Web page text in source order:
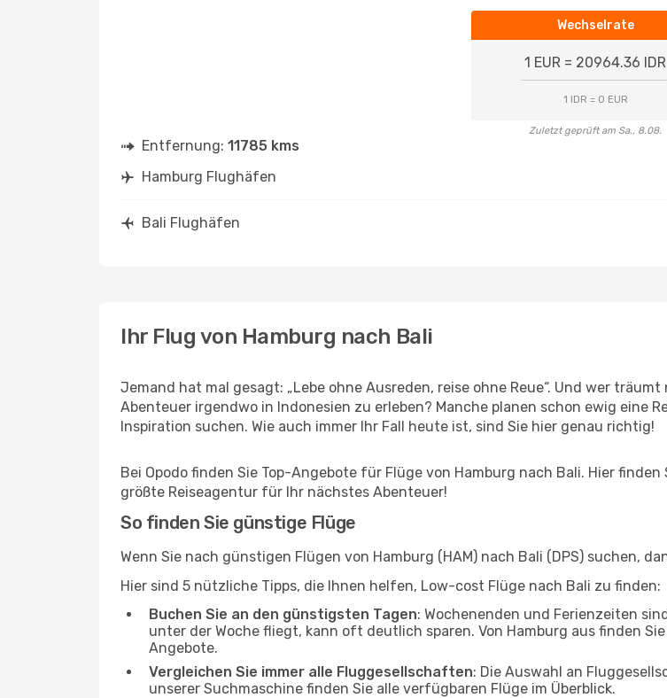
Wechselrate
1 EUR = 20964.36 IDR
1 IDR = 0 EUR
Zuletzt geprüft am Sa., 8.08.
Entfernung: 11785 kms
Hamburg Flughäfen
Bali Flughäfen
Ihr Flug von Hamburg nach Bali
Jemand hat mal gesagt: „Lebe ohne Ausreden, reise ohne Reue“. Und wer
Abenteuer irgendwo in Indonesien zu erleben? Manche planen schon ewig eine
Inspiration suchen. Wie auch immer Ihr Fall heute ist, sind Sie hier genau richtig!
Bei Opodo finden Sie Top-Angebote für Flüge von Hamburg nach Bali. Hier finden
größte Reiseagentur für Ihr nächstes Abenteuer!
So finden Sie günstige Flüge
Wenn Sie nach günstigen Flügen von Hamburg (HAM) nach Bali (DPS) suchen,
Hier sind 5 nützliche Tipps, die Ihnen helfen, Low-cost Flüge nach Bali zu finden:
Buchen Sie an den günstigsten Tagen: Wochenenden und Ferienzeiten
unter der Woche fliegt, kann oft deutlich sparen. Von Hamburg aus finden
Angebote.
Vergleichen Sie immer alle Fluggesellschaften: Die Auswahl an
unserer Suchmaschine finden Sie alle verfügbaren Flüge im Überblick.